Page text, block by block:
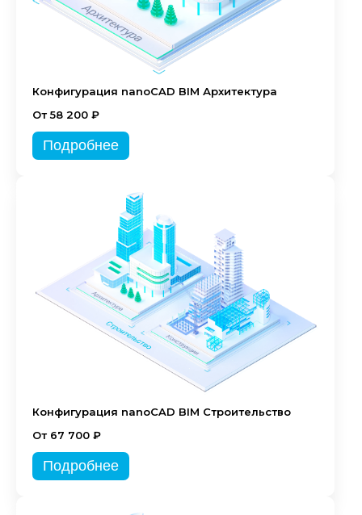
Конфигурация nanoCAD BIM Архитектура
От 58 200 ₽
Подробнее
Конфигурация nanoCAD BIM Строительство
От 67 700 ₽
Подробнее